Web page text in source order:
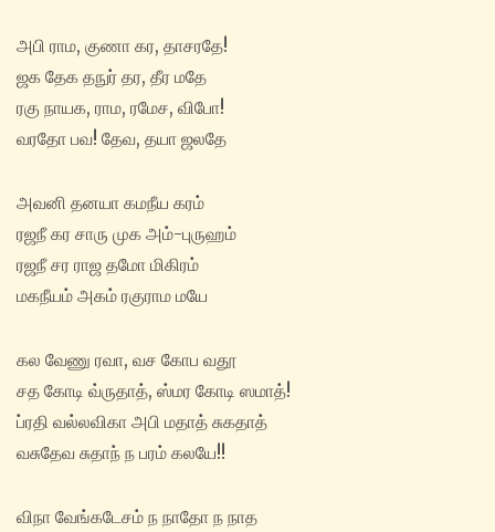
அபி ராம, குணா கர, தாசரதே!
ஜக தேக தநுர் தர, தீர மதே
ரகு நாயக, ராம, ரமேச, விபோ!
வரதோ பவ! தேவ, தயா ஜலதே
அவனி தனயா கமநீய கரம்
ரஜநீ கர சாரு முக அம்-புருஹம்
ரஜநீ சர ராஜ தமோ மிகிரம்
மகநீயம் அகம் ரகுராம மயே
கல வேணு ரவா, வச கோப வதூ
சத கோடி வ்ருதாத், ஸ்மர கோடி ஸமாத்!
ப்ரதி வல்லவிகா அபி மதாத் சுகதாத்
வசுதேவ சுதாந் ந பரம் கலயே!!
விநா வேங்கடேசம் ந நாதோ ந நாத